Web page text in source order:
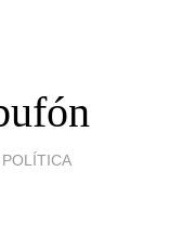
POLÍTICA